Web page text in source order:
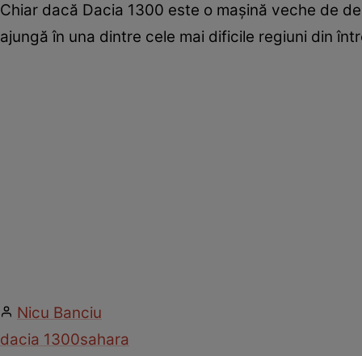
Chiar dacă Dacia 1300 este o mașină veche de
ajungă în una dintre cele mai dificile regiuni din
Nicu Banciu
dacia 1300sahara